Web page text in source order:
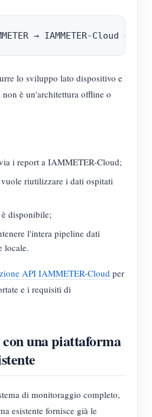
lo sviluppo lato dispositivo e
è un'architettura offline o
i report a IAMMETER-Cloud;
riutilizzare i dati ospitati
è disponibile;
l'intera pipeline dati
locale.
API IAMMETER-Cloud per
e i requisiti di
una piattaforma
di monitoraggio completo,
esistente fornisce già le